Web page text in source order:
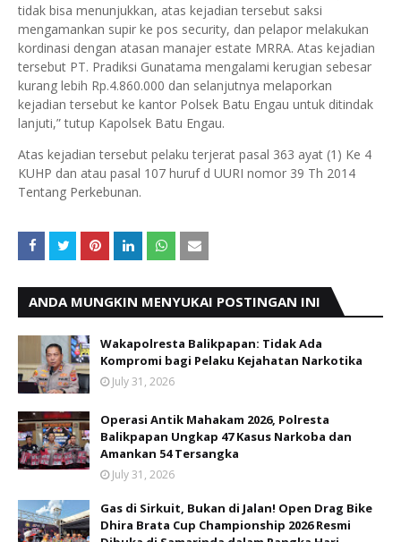
tidak bisa menunjukkan, atas kejadian tersebut saksi
mengamankan supir ke pos security, dan pelapor melakukan
kordinasi dengan atasan manajer estate MRRA. Atas kejadian
tersebut PT. Pradiksi Gunatama mengalami kerugian sebesar
kurang lebih Rp.4.860.000 dan selanjutnya melaporkan
kejadian tersebut ke kantor Polsek Batu Engau untuk ditindak
lanjuti,” tutup Kapolsek Batu Engau.
Atas kejadian tersebut pelaku terjerat pasal 363 ayat (1) Ke 4
KUHP dan atau pasal 107 huruf d UURI nomor 39 Th 2014
Tentang Perkebunan.
ANDA MUNGKIN MENYUKAI POSTINGAN INI
Wakapolresta Balikpapan: Tidak Ada
Kompromi bagi Pelaku Kejahatan Narkotika
July 31, 2026
Operasi Antik Mahakam 2026, Polresta
Balikpapan Ungkap 47 Kasus Narkoba dan
Amankan 54 Tersangka
July 31, 2026
Gas di Sirkuit, Bukan di Jalan! Open Drag Bike
Dhira Brata Cup Championship 2026 Resmi